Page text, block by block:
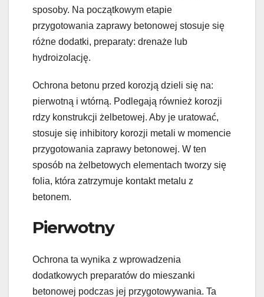
sposoby. Na początkowym etapie
przygotowania zaprawy betonowej stosuje się
różne dodatki, preparaty: drenaże lub
hydroizolację.
Ochrona betonu przed korozją dzieli się na:
pierwotną i wtórną. Podlegają również korozji
rdzy konstrukcji żelbetowej. Aby je uratować,
stosuje się inhibitory korozji metali w momencie
przygotowania zaprawy betonowej. W ten
sposób na żelbetowych elementach tworzy się
folia, która zatrzymuje kontakt metalu z
betonem.
Pierwotny
Ochrona ta wynika z wprowadzenia
dodatkowych preparatów do mieszanki
betonowej podczas jej przygotowywania. Ta